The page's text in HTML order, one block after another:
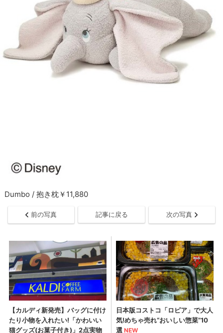
Dumbo / 抱き枕￥11,880
前の写真 記事に戻る 次の写真